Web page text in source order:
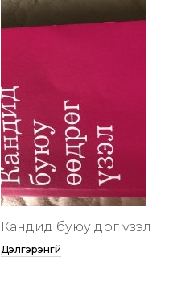
Кандид буюу өөдрөг үзэл
Дэлгэрэнгүй